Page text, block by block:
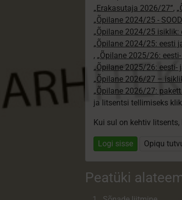
„Erakasutaja 2026/27”,
„Õpilane 2024/25 -
„Õpilane 2024/25 isiklik:
„Õpilane 2024/25: eesti
, „Õpilane 2025/26:
„Õpilane 2025/26: eesti-
„Õpilane 2026/27 –
„Õpilane 2026/27:
ja litsentsi tellimiseks
Kui sul on kehtiv
Logi sisse Opiqu
Peatüki